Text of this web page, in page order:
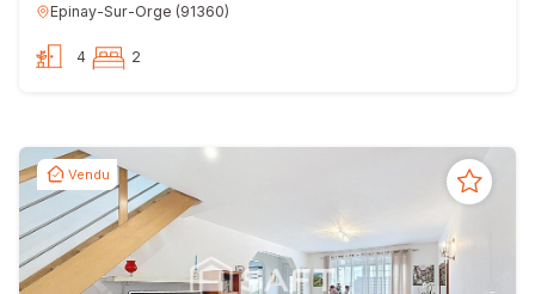
Epinay-Sur-Orge (91360)
4 2
Vendu